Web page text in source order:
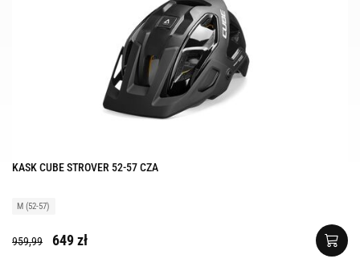
KASK CUBE STROVER 52-57 CZA
M (52-57)
959,99 649 zł